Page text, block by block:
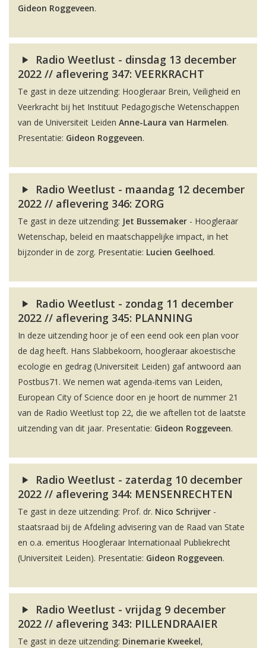
Gideon Roggeveen.
Radio Weetlust - dinsdag 13 december
2022 // aflevering 347: VEERKRACHT
Te gast in deze uitzending: Hoogleraar Brein, Veiligheid en
Veerkracht bij het Instituut Pedagogische Wetenschappen
van de Universiteit Leiden Anne-Laura van Harmelen.
Presentatie: Gideon Roggeveen.
Radio Weetlust - maandag 12 december
2022 // aflevering 346: ZORG
Te gast in deze uitzending: Jet Bussemaker - Hoogleraar
Wetenschap, beleid en maatschappelijke impact, in het
bijzonder in de zorg. Presentatie: Lucien Geelhoed.
Radio Weetlust - zondag 11 december
2022 // aflevering 345: PLANNING
In deze uitzending hoor je of een eend ook een plan voor
de dag heeft. Hans Slabbekoorn, hoogleraar akoestische
ecologie en gedrag (Universiteit Leiden) gaf antwoord aan
Postbus71. We nemen wat agenda-items van Leiden,
European City of Science door en je hoort de nummer 21
van de Radio Weetlust top 22, die we aftellen tot de laatste
uitzending van dit jaar. Presentatie: Gideon Roggeveen.
Radio Weetlust - zaterdag 10 december
2022 // aflevering 344: MENSENRECHTEN
Te gast in deze uitzending: Prof. dr. Nico Schrijver -
staatsraad bij de Afdeling advisering van de Raad van State
en o.a. emeritus Hoogleraar Internationaal Publiekrecht
(Universiteit Leiden). Presentatie: Gideon Roggeveen.
Radio Weetlust - vrijdag 9 december
2022 // aflevering 343: PILLENDRAAIER
Te gast in deze uitzending: Dinemarie Kweekel,